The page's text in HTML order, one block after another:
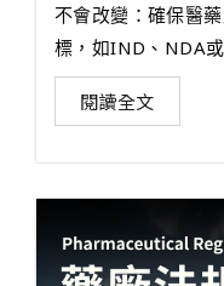
不會改變：確保醫
標，如IND、NDA
閱讀全文